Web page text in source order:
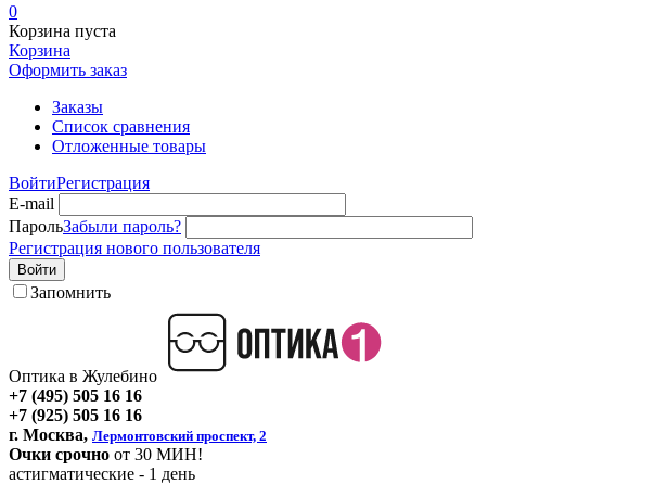
0
Корзина пуста
Корзина
Оформить заказ
Заказы
Список сравнения
Отложенные товары
ВойтиРегистрация
E-mail
ПарольЗабыли пароль?
Регистрация нового пользователя
Войти
Запомнить
Оптика в Жулебино
+7 (495) 505 16 16
+7 (925) 505 16 16
г. Москва, Лермонтовский проспект, 2
Очки срочно от 30 МИН!
астигматические - 1 день